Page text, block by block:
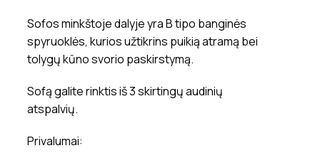
Sofos minkštoje dalyje yra B tipo banginės
spyruoklės, kurios užtikrins puikią atramą bei
tolygų kūno svorio paskirstymą.
Sofą galite rinktis iš 3 skirtingų audinių
atspalvių.
Privalumai: